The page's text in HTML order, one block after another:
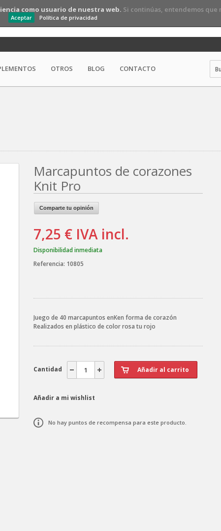
como usuario de nuestra web. Si continúas, entendemos que
Aceptar Política de privacidad
OTROS BLOG CONTACTO
Marcapuntos de corazones
Knit Pro
Comparte tu opinión
7,25 € IVA incl.
Disponibilidad inmediata
Referencia: 10805
Juego de 40 marcapuntos enKen forma de corazón
Realizados en plástico de color rosa tu rojo
Cantidad
Añadir a mi wishlist
No hay puntos de recompensa para este producto.